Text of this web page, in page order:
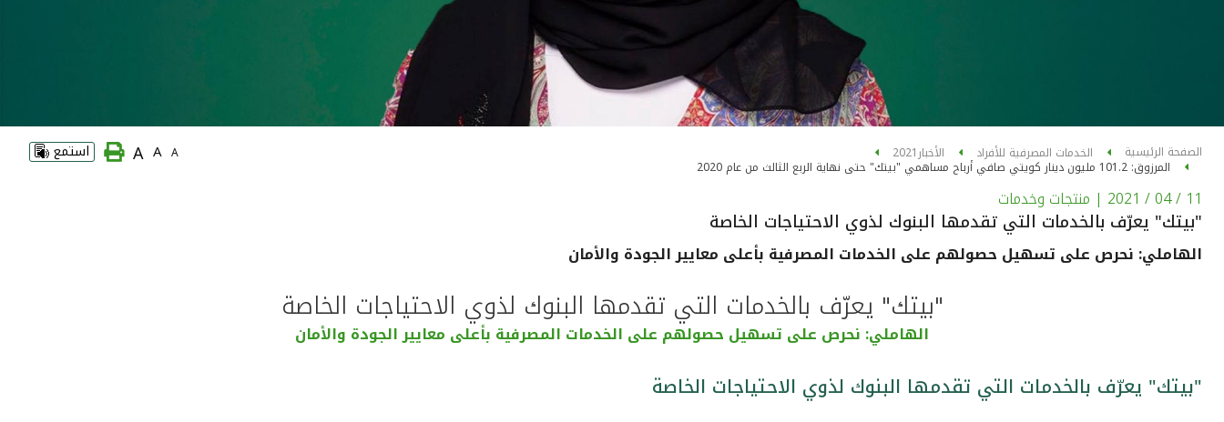
الصفحة الرئيسية الخدمات المصرفية للأفراد الأخبار2021
المرزوق: 101.2 مليون دينار كويتي صافي أرباح مساهمي "بيتك" حتى نهاية الربع الثالث من عام 2020
A
A
A استمع
11 / 04 / 2021 | منتجات وخدمات
"بيتك" يعرّف بالخدمات التي تقدمها البنوك لذوي الاحتياجات الخاصة
الهاملي: نحرص على تسهيل حصولهم على الخدمات المصرفية بأعلى معايير الجودة والأمان
"بيتك" يعرّف بالخدمات التي تقدمها البنوك لذوي الاحتياجات الخاصة
الهاملي: نحرص على تسهيل حصولهم على الخدمات المصرفية بأعلى معايير الجودة والأمان
"بيتك" يعرّف بالخدمات التي تقدمها البنوك لذوي الاحتياجات الخاصة